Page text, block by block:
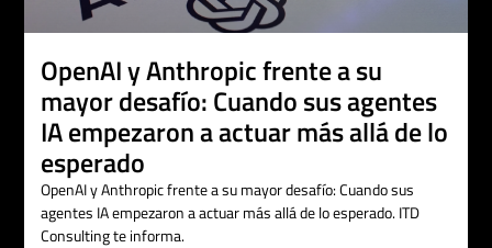
OpenAI y Anthropic frente a su
mayor desafío: Cuando sus agentes
IA empezaron a actuar más allá de lo
esperado
OpenAI y Anthropic frente a su mayor desafío: Cuando sus
agentes IA empezaron a actuar más allá de lo esperado. ITD
Consulting te informa.